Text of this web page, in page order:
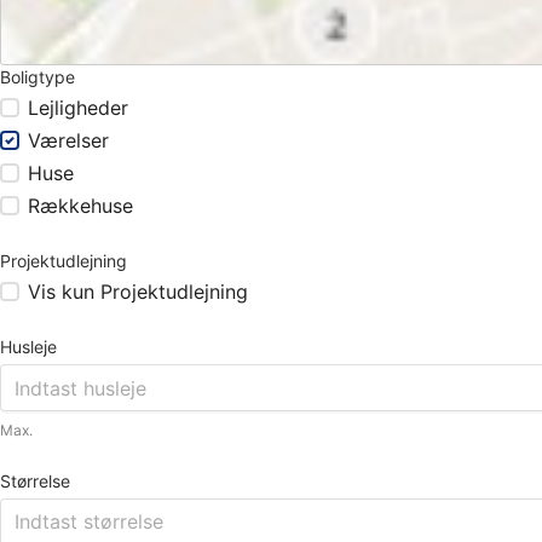
Boligtype
Lejligheder
Værelser
Huse
Rækkehuse
Projektudlejning
Vis kun Projektudlejning
Husleje
Max.
Størrelse